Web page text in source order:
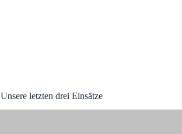
Unse­re letz­ten drei Ein­sät­ze